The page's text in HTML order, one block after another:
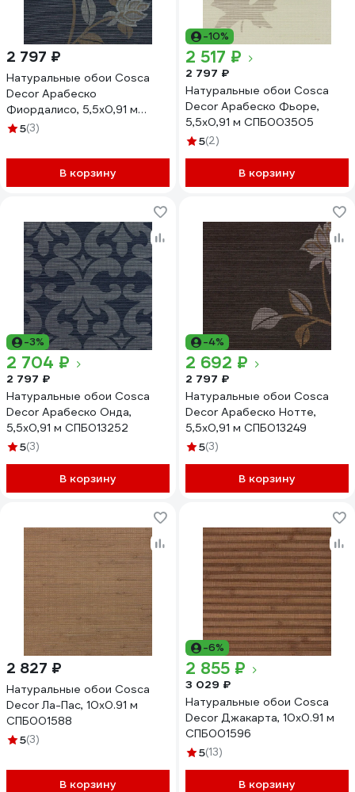
2 797 ₽
Натуральные обои Cosca
Decor Арабеско
Фиордалисо, 5,5x0,91 м
СПБ013250
5(3)
В корзину
-10%
2 517 ₽
2 797 ₽
Натуральные обои Cosca
Decor Арабеско Фьоре,
5,5x0,91 м СПБ003505
5(2)
В корзину
-3%
2 704 ₽
2 797 ₽
Натуральные обои Cosca
Decor Арабеско Онда,
5,5x0,91 м СПБ013252
5(3)
В корзину
-4%
2 692 ₽
2 797 ₽
Натуральные обои Cosca
Decor Арабеско Нотте,
5,5x0,91 м СПБ013249
5(3)
В корзину
2 827 ₽
Натуральные обои Cosca
Decor Ла-Пас, 10x0.91 м
СПБ001588
5(3)
В корзину
-6%
2 855 ₽
3 029 ₽
Натуральные обои Cosca
Decor Джакарта, 10x0.91 м
СПБ001596
5(13)
В корзину